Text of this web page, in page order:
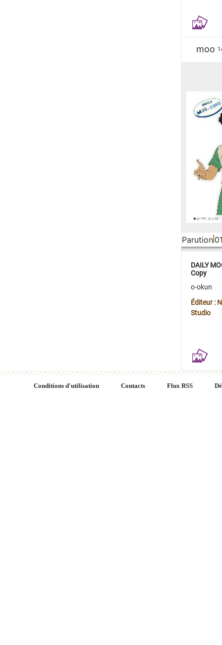
moo
Parution
DAILY
Copy
o-okun
Éditeur :
Studio
Conditions d'utilisation Contacts Flux RSS